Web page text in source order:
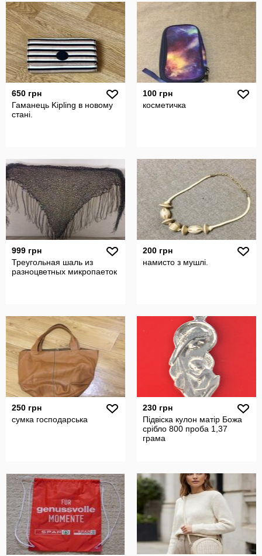
650 грн
Гаманець Kipling в новому
стані.
100 грн
косметичка
999 грн
Треугольная шаль из
разноцветных микропаеток
200 грн
намисто з мушлі.
250 грн
сумка господарська
230 грн
Підвіска кулон матір Божа
срібло 800 проба 1,37
грама